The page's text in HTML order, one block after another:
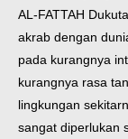
AL-FATTAH
akrab dengan
pada kurangnya
kurangnya rasa
lingkungan
sangat diperlukan